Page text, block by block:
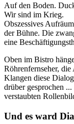
Auf den Boden.
Wir sind im Krieg.
Obszessives
der Bühne. Die
eine
Oben im Bistro
Röhrenfernseher,
Klangen diese
drüber gesprochen
verstaubten
Und es ward